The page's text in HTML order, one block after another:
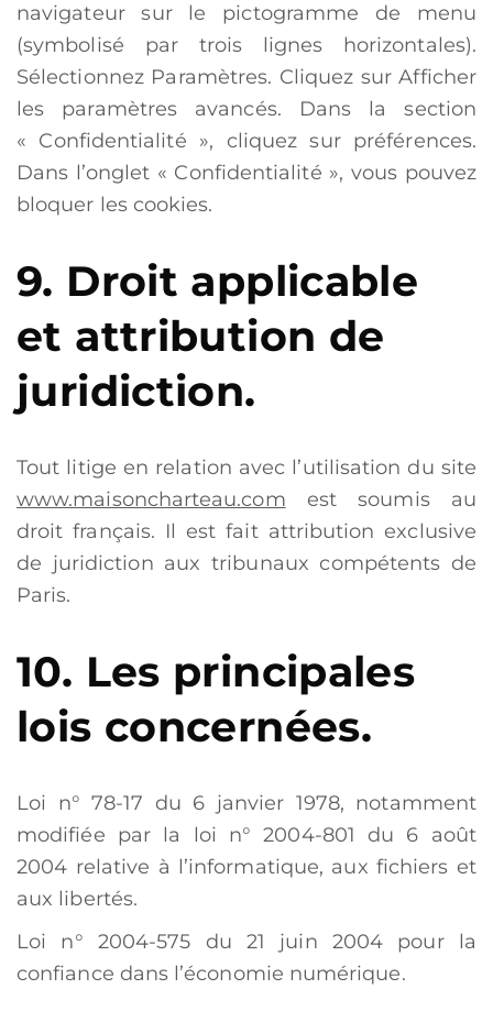
navigateur sur le pictogramme de menu
(symbolisé par trois lignes horizontales).
Sélectionnez Paramètres. Cliquez sur Afficher
les paramètres avancés. Dans la section
« Confidentialité », cliquez sur préférences.
Dans l’onglet « Confidentialité », vous pouvez
bloquer les cookies.
9. Droit applicable
et attribution de
juridiction.
Tout litige en relation avec l’utilisation du site
www.maisoncharteau.com est soumis au
droit français. Il est fait attribution exclusive
de juridiction aux tribunaux compétents de
Paris.
10. Les principales
lois concernées.
Loi n° 78-17 du 6 janvier 1978, notamment
modifiée par la loi n° 2004-801 du 6 août
2004 relative à l’informatique, aux fichiers et
aux libertés.
Loi n° 2004-575 du 21 juin 2004 pour la
confiance dans l’économie numérique.